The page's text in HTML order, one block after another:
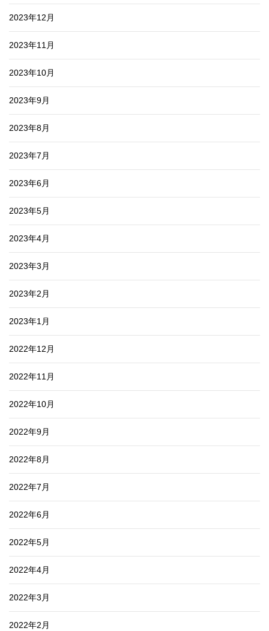
2023年12月
2023年11月
2023年10月
2023年9月
2023年8月
2023年7月
2023年6月
2023年5月
2023年4月
2023年3月
2023年2月
2023年1月
2022年12月
2022年11月
2022年10月
2022年9月
2022年8月
2022年7月
2022年6月
2022年5月
2022年4月
2022年3月
2022年2月